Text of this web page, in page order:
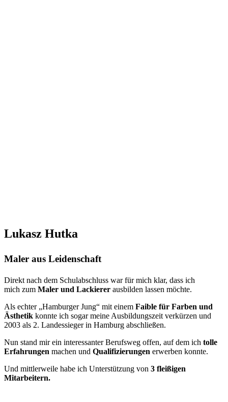
Lukasz Hutka
Maler aus Leidenschaft
Direkt nach dem Schulabschluss war für mich klar, dass ich
mich zum Maler und Lackierer ausbilden lassen möchte.
Als echter „Hamburger Jung“ mit einem Faible für Farben und
Ästhetik konnte ich sogar meine Ausbildungszeit verkürzen und
2003 als 2. Landessieger in Hamburg abschließen.
Nun stand mir ein interessanter Berufsweg offen, auf dem ich tolle
Erfahrungen machen und Qualifizierungen erwerben konnte.
Und mittlerweile habe ich Unterstützung von 3 fleißigen
Mitarbeitern.